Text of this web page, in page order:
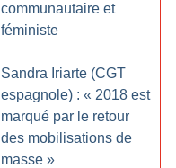
communautaire et
féministe
Sandra Iriarte (CGT
espagnole) : « 2018 est
marqué par le retour
des mobilisations de
masse »